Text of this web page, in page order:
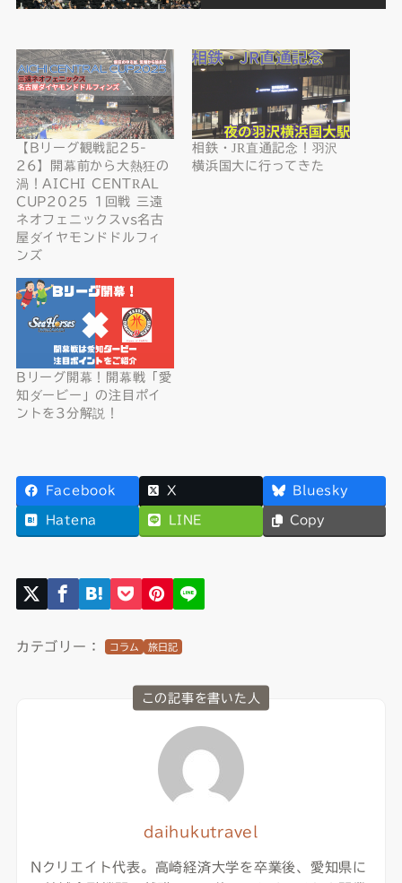
【Bリーグ観戦記25-
26】開幕前から大熱狂の
渦！AICHI CENTRAL
CUP2025 1回戦 三遠
ネオフェニックスvs名古
屋ダイヤモンドドルフィ
ンズ
相鉄・JR直通記念！羽沢
横浜国大に行ってきた
Bリーグ開幕！開幕戦「愛
知ダービー」の注目ポイ
ントを3分解説！
Facebook X Bluesky
Hatena LINE Copy
カテゴリー： コラム 旅日記
この記事を書いた人
daihukutravel
Nクリエイト代表。高崎経済大学を卒業後、愛知県に